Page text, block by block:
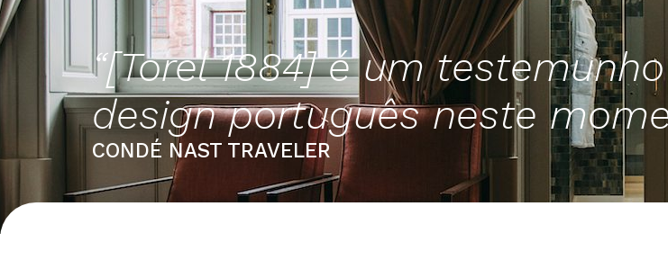
“[Torel 1884] é um
design português neste
CONDÉ NAST TRAVELER